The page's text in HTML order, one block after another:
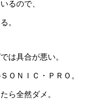
るので、
。
は具合が悪い。
ＯＮＩＣ・ＰＲＯ。
ら全然ダメ。